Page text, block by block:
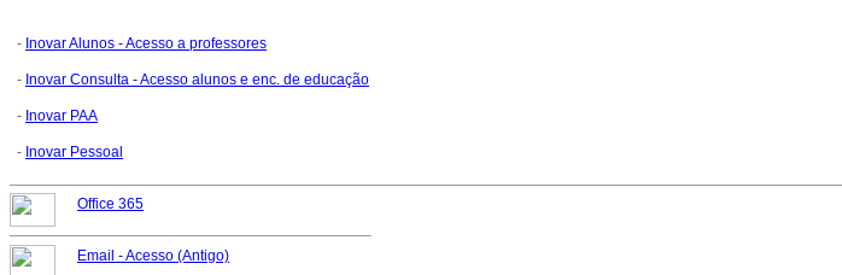
- Inovar Alunos - Acesso a professores
- Inovar Consulta - Acesso alunos e enc. de educação
- Inovar PAA
- Inovar Pessoal
Office 365
Email -Acesso (Antigo)